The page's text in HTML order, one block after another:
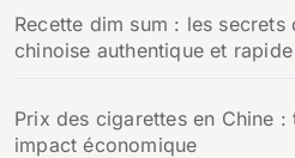
Recette dim sum : les
chinoise authentique et rapide
Prix des cigarettes en Chine
impact économique